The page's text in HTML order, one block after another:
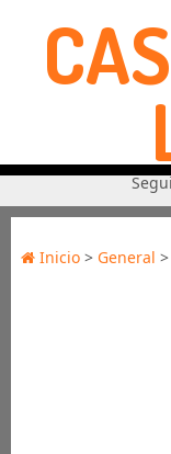
Inicio> General >